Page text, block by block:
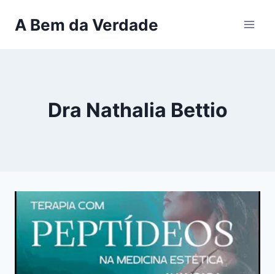
paraA Bem da Verdade
Dra Nathalia Bettio